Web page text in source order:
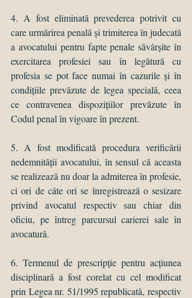
4. A fost eliminată prevederea potrivit cu
care urmărirea penală și trimiterea în judecată
a avocatului pentru fapte penale săvârșite în
exercitarea profesiei sau în legătură cu
profesia se pot face numai în cazurile și în
condițiile prevăzute de legea specială, ceea
ce contravenea dispozițiilor prevăzute în
Codul penal în vigoare în prezent.
5. A fost modificată procedura verificării
nedemnității avocatului, în sensul că aceasta
se realizează nu doar la admiterea în profesie,
ci ori de câte ori se înregistrează o sesizare
privind avocatul respectiv sau chiar din
oficiu, pe întreg parcursul carierei sale în
avocatură.
6. Termenul de prescripție pentru acțiunea
disciplinară a fost corelat cu cel modificat
prin Legea nr. 51/1995 republicată, respectiv